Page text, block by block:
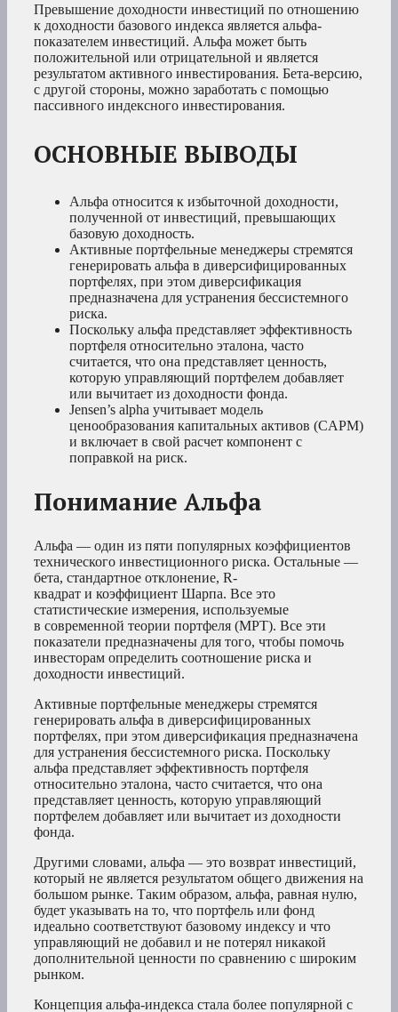
Превышение доходности инвестиций по отношению
к доходности базового индекса является альфа-
показателем инвестиций. Альфа может быть
положительной или отрицательной и является
результатом активного инвестирования. Бета-версию,
с другой стороны, можно заработать с помощью
пассивного индексного инвестирования.
ОСНОВНЫЕ ВЫВОДЫ
Альфа относится к избыточной доходности,
полученной от инвестиций, превышающих
базовую доходность.
Активные портфельные менеджеры стремятся
генерировать альфа в диверсифицированных
портфелях, при этом диверсификация
предназначена для устранения бессистемного
риска.
Поскольку альфа представляет эффективность
портфеля относительно эталона, часто
считается, что она представляет ценность,
которую управляющий портфелем добавляет
или вычитает из доходности фонда.
Jensen’s alpha учитывает модель
ценообразования капитальных активов (CAPM)
и включает в свой расчет компонент с
поправкой на риск.
Понимание Альфа
Альфа — один из пяти популярных коэффициентов
технического инвестиционного риска. Остальные —
бета, стандартное отклонение, R-
квадрат и коэффициент Шарпа. Все это
статистические измерения, используемые
в современной теории портфеля (MPT). Все эти
показатели предназначены для того, чтобы помочь
инвесторам определить соотношение риска и
доходности инвестиций.
Активные портфельные менеджеры стремятся
генерировать альфа в диверсифицированных
портфелях, при этом диверсификация предназначена
для устранения бессистемного риска. Поскольку
альфа представляет эффективность портфеля
относительно эталона, часто считается, что она
представляет ценность, которую управляющий
портфелем добавляет или вычитает из доходности
фонда.
Другими словами, альфа — это возврат инвестиций,
который не является результатом общего движения на
большом рынке. Таким образом, альфа, равная нулю,
будет указывать на то, что портфель или фонд
идеально соответствуют базовому индексу и что
управляющий не добавил и не потерял никакой
дополнительной ценности по сравнению с широким
рынком.
Концепция альфа-индекса стала более популярной с